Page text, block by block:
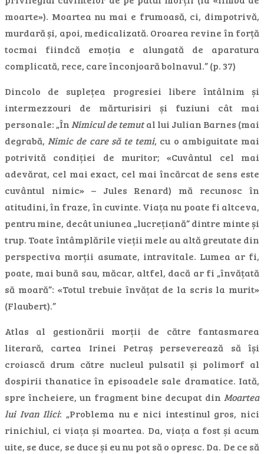
moarte»). Moartea nu mai e frumoasă, ci, dimpotrivă,
murdară și, apoi, medicalizată. Oroarea revine în forță
tocmai fiindcă emoția e alungată de aparatura
complicată, rece, care înconjoară bolnavul.” (p. 37)
Dincolo de suplețea progresiei libere întâlnim și
intermezzouri de mărturisiri și fuziuni cât mai
personale: „În Nimicul de temutal lui Julian Barnes (mai
degrabă, Nimic de care să te temi, cu o ambiguitate mai
potrivită condiției de muritor; «Cuvântul cel mai
adevărat, cel mai exact, cel mai încărcat de sens este
cuvântul nimic» – Jules Renard) mă recunosc în
atitudini, în fraze, în cuvinte. Viața nu poate fi altceva,
pentru mine, decât uniunea „lucrețiană” dintre minte și
trup. Toate întâmplările vieții mele au altă greutate din
perspectiva morții asumate, intravitale. Lumea ar fi,
poate, mai bună sau, măcar, altfel, dacă ar fi „învățată
să moară”: «Totul trebuie învățat de la scris la murit»
(Flaubert).”
Atlas al gestionării morții de către fantasmarea
literară, cartea Irinei Petraș perseverează să își
croiască drum către nucleul pulsatil și polimorf al
dospirii thanatice în episoadele sale dramatice. Iată,
spre încheiere, un fragment bine decupat din Moartea
lui Ivan Ilici: „Problema nu e nici intestinul gros, nici
rinichiul, ci viața și moartea. Da, viața a fost și acum
uite, se duce, se duce și eu nu pot să o opresc. Da. De ce să